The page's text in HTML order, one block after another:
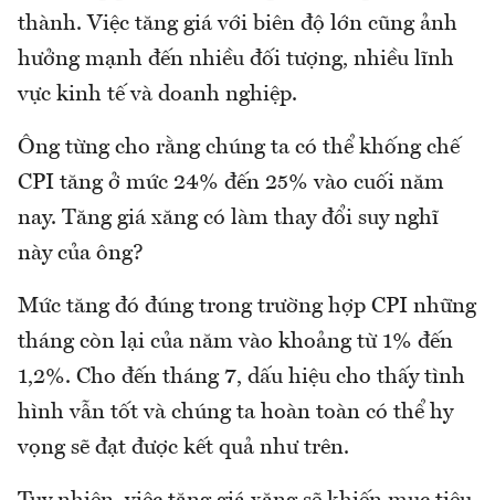
thành. Việc tăng giá với biên độ lớn cũng ảnh
hưởng mạnh đến nhiều đối tượng, nhiều lĩnh
vực kinh tế và doanh nghiệp.
Ông từng cho rằng chúng ta có thể khống chế
CPI tăng ở mức 24% đến 25% vào cuối năm
nay. Tăng giá xăng có làm thay đổi suy nghĩ
này của ông?
Mức tăng đó đúng trong trường hợp CPI những
tháng còn lại của năm vào khoảng từ 1% đến
1,2%. Cho đến tháng 7, dấu hiệu cho thấy tình
hình vẫn tốt và chúng ta hoàn toàn có thể hy
vọng sẽ đạt được kết quả như trên.